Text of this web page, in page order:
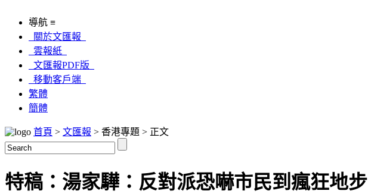
導航 ≡
關於文匯報
雲報紙
文匯報PDF版
移動客戶端
繁體
簡體
首頁 > 文匯報 > 香港專題 > 正文
特稿：湯家驊：反對派恐嚇市民到瘋狂地步